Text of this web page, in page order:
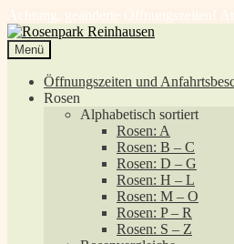
Achtung, geänderte Öffnungszeiten!
Zur
Navigation
springen
Zum
Inhalt
springen
Menü
Öffnungszeiten und
Rosen
Alphabetisch sortiert
Rosen: A
Rosen: B – C
Rosen: D – G
Rosen: H – L
Rosen: M – O
Rosen: P – R
Rosen: S – Z